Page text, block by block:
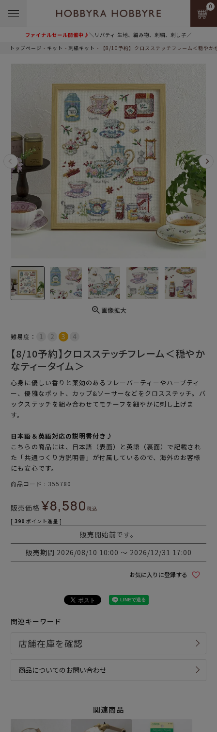
ファイナルセール開催中♪＼リバティ 生地、編み物、刺繍、刺し子／
0
トップページ キット 刺繍キット 【8/10予約】クロスステッチフレーム＜穏やか
画像拡大
難易度：
【8/10予約】クロスステッチフレーム＜穏やか
なティータイム＞
心身に優しい香りと薬効のあるフレーバーティーやハーブティ
ー、優雅なポット、カップ&ソーサーなどをクロスステッチ。バ
ックステッチを組み合わせてモチーフを細やかに刺し上げま
す。
日本語＆英語対応の説明書付き♪
こちらの商品には、日本語（表面）と英語（裏面）で記載され
た「共通つくり方説明書」が付属しているので、海外のお客様
にも安心です。
商品コード 355780
販売価格 ¥8,580税込
[ 390 ポイント進呈 ]
販売開始前です。
販売期間 2026/08/10 10:00 〜 2026/12/31 17:00
お気に入りに登録する
関連キーワード
商品についてのお問い合わせ
関連商品